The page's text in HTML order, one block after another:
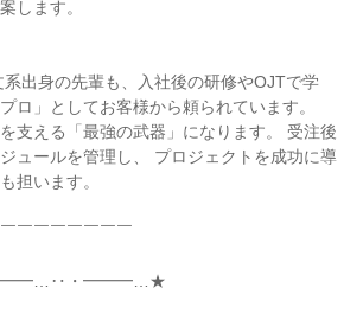
します。
出身の先輩も、入社後の研修やOJTで学
ロ」としてお客様から頼られています。
支える「最強の武器」になります。 受注後
ュールを管理し、 プロジェクトを成功に導
担います。
￣￣￣￣￣￣￣
・━━━…★